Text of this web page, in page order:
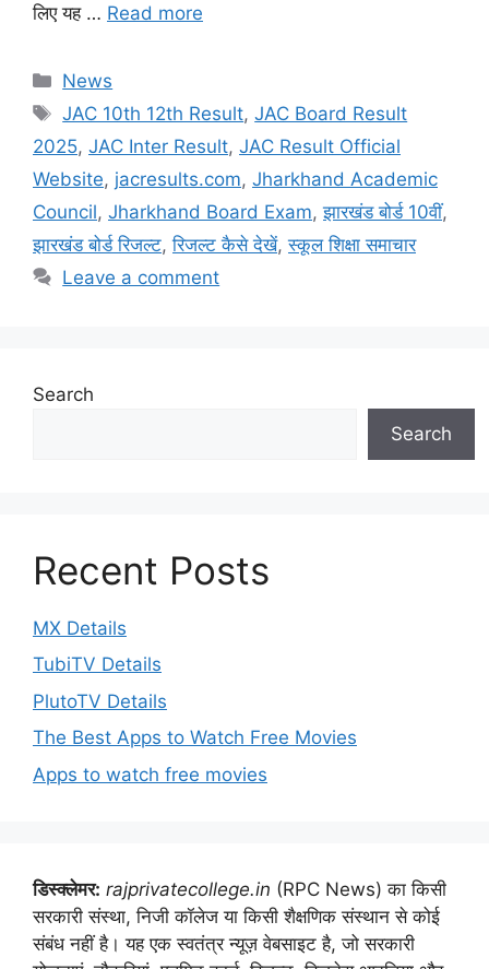
लिए यह … Read more
Categories
News
Tags
JAC 10th 12th Result,JAC Board Result
2025, JAC Inter Result, JAC Result Official
Website, jacresults.com, Jharkhand Academic
Council, Jharkhand Board Exam,झारखंड बोर्ड 10वीं,
झारखंड बोर्ड रिजल्ट,रिजल्ट कैसे देखें,स्कूल शिक्षा समाचार
Leave a comment
Search
Search
Recent Posts
MX Details
TubiTV Details
PlutoTV Details
The Best Apps to Watch Free Movies
Apps to watch free movies
डिस्क्लेमर: rajprivatecollege.in (RPC News) का किसी
सरकारी संस्था, निजी कॉलेज या किसी शैक्षणिक संस्थान से कोई
संबंध नहीं है। यह एक स्वतंत्र न्यूज़ वेबसाइट है, जो सरकारी